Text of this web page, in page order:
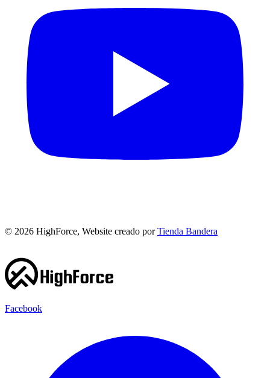
© 2026 HighForce, Website creado por Tienda Bandera
Facebook